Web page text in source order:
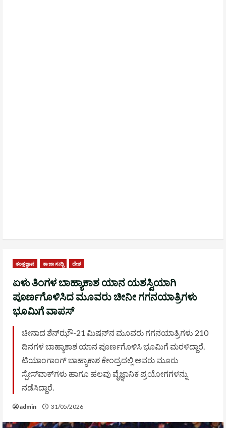
ತಂತ್ರಜ್ಞಾನ ತಾಜಾ ಸುದ್ದಿ ದೇಶ
ಏಳು ತಿಂಗಳ ಬಾಹ್ಯಾಕಾಶ ಯಾನ ಯಶಸ್ವಿಯಾಗಿ
ಪೂರ್ಣಗೊಳಿಸಿದ ಮೂವರು ಚೀನೀ ಗಗನಯಾತ್ರಿಗಳು
ಭೂಮಿಗೆ ವಾಪಸ್
ಚೀನಾದ ಶೆನ್‌ಝೌ-21 ಮಿಷನ್‌ನ ಮೂವರು ಗಗನಯಾತ್ರಿಗಳು 210
ದಿನಗಳ ಬಾಹ್ಯಾಕಾಶ ಯಾನ ಪೂರ್ಣಗೊಳಿಸಿ ಭೂಮಿಗೆ ಮರಳಿದ್ದಾರೆ.
ಟಿಯಾಂಗಾಂಗ್ ಬಾಹ್ಯಾಕಾಶ ಕೇಂದ್ರದಲ್ಲಿ ಅವರು ಮೂರು
ಸ್ಪೇಸ್‌ವಾಕ್‌ಗಳು ಹಾಗೂ ಹಲವು ವೈಜ್ಞಾನಿಕ ಪ್ರಯೋಗಗಳನ್ನು
ನಡೆಸಿದ್ದಾರೆ.
admin 31/05/2026